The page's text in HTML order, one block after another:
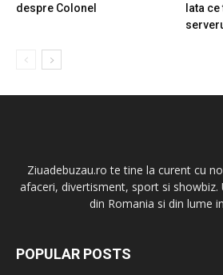
despre Colonel
Iata
Ziuadebuzau.ro te tine la curent cu
afaceri, divertisment, sport si
din Romania si din lume
POPULAR POSTS